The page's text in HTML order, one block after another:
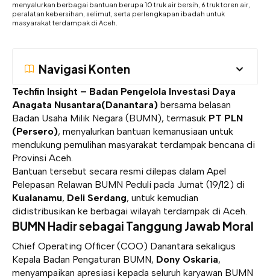
menyalurkan berbagai bantuan berupa 10 truk air bersih, 6 truk toren air,
peralatan kebersihan, selimut, serta perlengkapan ibadah untuk
masyarakat terdampak di Aceh.
Navigasi Konten
Techfin Insight – Badan Pengelola Investasi Daya
Anagata Nusantara(Danantara) bersama belasan
Badan Usaha Milik Negara (BUMN), termasuk PT PLN
(Persero), menyalurkan bantuan kemanusiaan untuk
mendukung pemulihan masyarakat terdampak bencana di
Provinsi Aceh.
Bantuan tersebut secara resmi dilepas dalam Apel
Pelepasan Relawan BUMN Peduli pada Jumat (19/12) di
Kualanamu, Deli Serdang, untuk kemudian
didistribusikan ke berbagai wilayah terdampak di Aceh.
BUMN Hadir sebagai Tanggung Jawab Moral
Chief Operating Officer (COO) Danantara sekaligus
Kepala Badan Pengaturan BUMN, Dony Oskaria,
menyampaikan apresiasi kepada seluruh karyawan BUMN